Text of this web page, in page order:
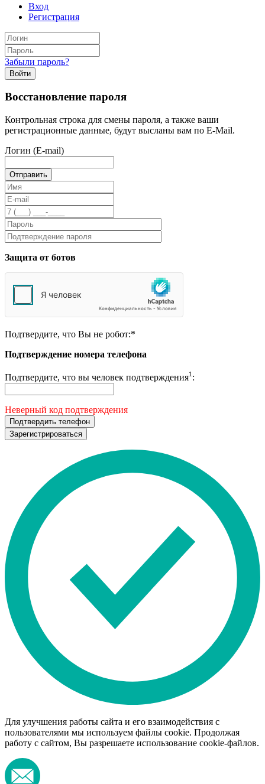
Вход
Регистрация
Забыли пароль?
Войти
Восстановление пароля
Контрольная строка для смены пароля, а также ваши
регистрационные данные, будут высланы вам по E-Mail.
Логин (E-mail)
Защита от ботов
Подтвердите, что Вы не робот:*
Подтверждение номера телефона
Подтвердите, что вы человек подтверждения1 :
Неверный код подтверждения
Подтвердить телефон
Зарегистрироваться
Для улучшения работы сайта и его взаимодействия с
пользователями мы используем файлы cookie. Продолжая
работу с сайтом, Вы разрешаете использование cookie-файлов.